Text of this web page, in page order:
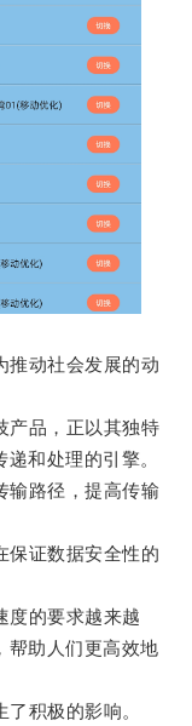
动社会发展的动
品，正以其独特
和处理的引擎。
路径，提高传输
证数据安全性的
的要求越来越
帮助人们更高效地
积极的影响。